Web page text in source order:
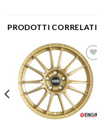
PRODOTTI CORRELATI
Aggiungi
alla lista
dei
desideri